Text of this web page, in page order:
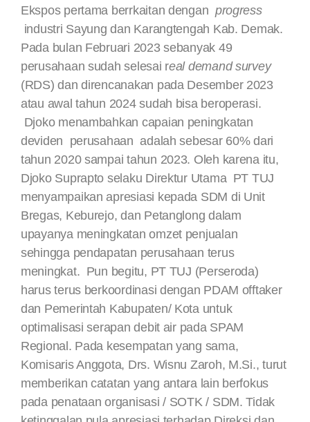
Ekspos pertama berrkaitan dengan progress
industri Sayung dan Karangtengah Kab. Demak.
Pada bulan Februari 2023 sebanyak 49
perusahaan sudah selesai real demand survey
(RDS) dan direncanakan pada Desember 2023
atau awal tahun 2024 sudah bisa beroperasi.
Djoko menambahkan capaian peningkatan
deviden perusahaan adalah sebesar 60% dari
tahun 2020 sampai tahun 2023. Oleh karena itu,
Djoko Suprapto selaku Direktur Utama PT TUJ
menyampaikan apresiasi kepada SDM di Unit
Bregas, Keburejo, dan Petanglong dalam
upayanya meningkatan omzet penjualan
sehingga pendapatan perusahaan terus
meningkat. Pun begitu, PT TUJ (Perseroda)
harus terus berkoordinasi dengan PDAM offtaker
dan Pemerintah Kabupaten/ Kota untuk
optimalisasi serapan debit air pada SPAM
Regional. Pada kesempatan yang sama,
Komisaris Anggota, Drs. Wisnu Zaroh, M.Si., turut
memberikan catatan yang antara lain berfokus
pada penataan organisasi / SOTK / SDM. Tidak